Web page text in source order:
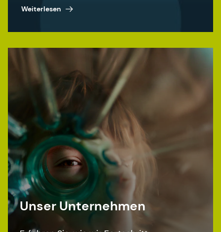
Unternehmensführung sind unter anderem
Organisationsreglement festgelegt.
Weiterlesen
Unser Unternehmen